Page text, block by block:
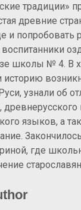
традиции»
древние
и попробовать
школы № 4. В
историю
узнали об
древнерусского
языков, а
где